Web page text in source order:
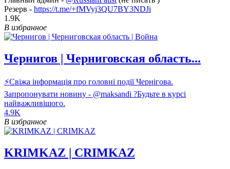
Резерв - https://t.me/+fMVyj3QU7BY3NDJi
1.9K
В избранное
Чернигов | Черниговская область...
⚡️Свіжа інформація про головні події Чернігова.
Запропонувати новину - @maksandi ?Будьте в курсі
найважливішого.
4.9K
В избранное
KRIMKAZ | CRIMKAZ